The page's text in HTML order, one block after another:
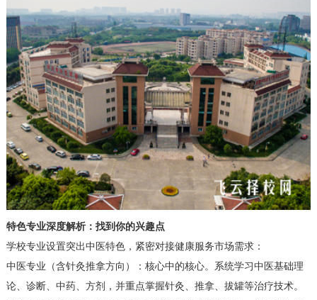
特色专业深度解析：找到你的兴趣点
学校专业设置突出中医特色，紧密对接健康服务市场需求：
中医专业（含针灸推拿方向）：核心中的核心。系统学习中医基础理
论、诊断、中药、方剂，并重点掌握针灸、推拿、拔罐等治疗技术。